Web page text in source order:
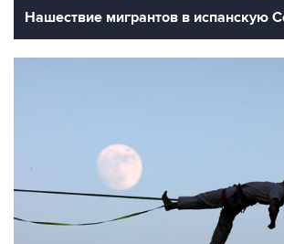
Нашествие мигрантов в испанскую